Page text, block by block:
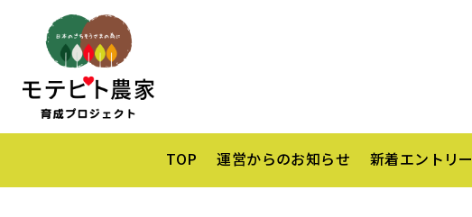
TOP 運営からのお知らせ 新着エントリー